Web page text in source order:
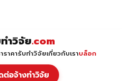
ำวิจัย.com
ราคารับทำวิจัยเกี่ยวกับเราบล็อก
ต่อจ้างทำวิจัย